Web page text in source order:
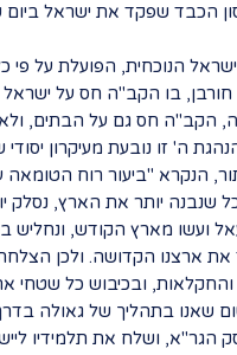
הכבד שפקד את ישראל
הנוכחית, הפועלת על פי
חורבן, בו הקב"ה חס על ישראל
הקב"ה חס גם על הבתים, ולא
ה' זו נובעת מעיקרון
הנקרא "ביעור רוח הטומאה
שנבנה יותר את הארץ, נסלק
ועשו מארץ הקודש, ונחליש
את ארצנו הקדושה. ולכן
ובכיבוש כל שטחי
שאנו בתהליך של גאולה
הגר"א, ושלח את תלמידיו